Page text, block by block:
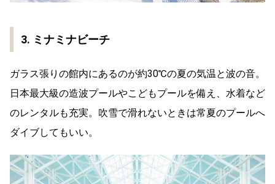
3. ミナミナビーチ
ガラス張りの館内にあるのが約30℃の夏の気温と波の音。
日本最大級の造波プールやこどもプールを備え、水着など
のレンタルも充実。吹雪で滑れないときは常夏のプールへ
ダイブしてもいい。